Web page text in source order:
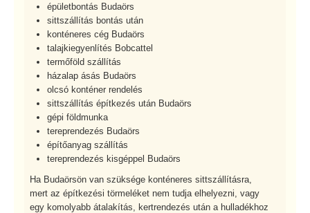
épületbontás Budaörs
sittszállítás bontás után
konténeres cég Budaörs
talajkiegyenlítés Bobcattel
termőföld szállítás
házalap ásás Budaörs
olcsó konténer rendelés
sittszállítás építkezés után Budaörs
gépi földmunka
tereprendezés Budaörs
építőanyag szállítás
tereprendezés kisgéppel Budaörs
Ha Budaörsön van szüksége konténeres sittszállításra,
mert az építkezési törmeléket nem tudja elhelyezni, vagy
egy komolyabb átalakítás, kertrendezés után a hulladékhoz